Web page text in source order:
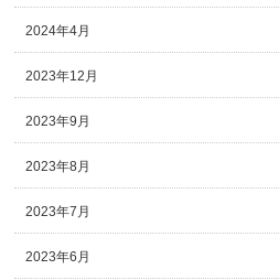
2024年4月
2023年12月
2023年9月
2023年8月
2023年7月
2023年6月